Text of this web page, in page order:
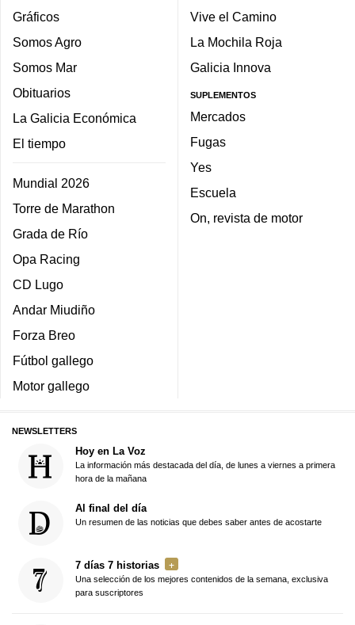
Gráficos
Somos Agro
Somos Mar
Obituarios
La Galicia Económica
El tiempo
Mundial 2026
Torre de Marathon
Grada de Río
Opa Racing
CD Lugo
Andar Miudiño
Forza Breo
Fútbol gallego
Motor gallego
Vive el Camino
La Mochila Roja
Galicia Innova
SUPLEMENTOS
Mercados
Fugas
Yes
Escuela
On, revista de motor
NEWSLETTERS
Hoy en La Voz
La información más destacada del día, de lunes a viernes a primera
hora de la mañana
Al final del día
Un resumen de las noticias que debes saber antes de acostarte
7 días 7 historias
Una selección de los mejores contenidos de la semana, exclusiva
para suscriptores